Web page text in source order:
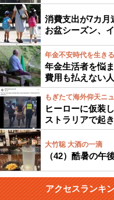
消費支出が7カ
お盆シーズン、
年金不安時代を生き
年金生活者を悩
費用も払えない
もぎたて海外仰天ニ
ヒーローに仮装
ストラリアで起
大竹聡 大酒の一滴
（42）酷暑の午
アクセスランキ